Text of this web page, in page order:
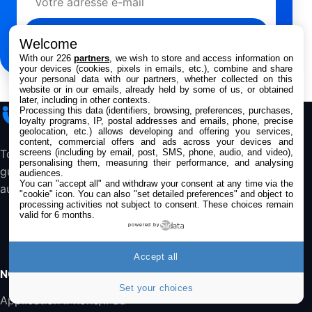
Android, 128 Go, Smartphone déverrouillé,
Gris
Jabra Biz 1500 USB-A Casque Stereo -
Casque Filaire avec Microphone Antibruit,
Unité de Contrôle et Protection contre les
Pics de Volume pour Téléphones de Bureau
et Softphones
44,43€ 66,9€Amazon
Jabra Biz 2300 - Casque Mono supra-
auriculaire Quick Disconnect - Casque
Filaire avec Microphone Antibruit Pour
Téléphones de Bureau
31,87€88,29€ Amazon
Accessoire iRobot Roomba - Kit de
Rémplacement Roomba Séries 600
iPhoneAddict
Toute l’actualité Apple, les bons plans, les
guides et les analyses pour suivre l’écosystème
au quotidien.
NOS APPS
Application iPhone/iPad
Welcome
With our 226partners , we wish to store and access information on
your devices (cookies, pixels in emails, etc.), combine and share
your personal data with our partners, whether collected on this
website or in our emails, already held by some of us, or obtained
later, including in other contexts.
Processing this data (identifiers, browsing, preferences, purchases,
loyalty programs, IP, postal addresses and emails, phone, precise
geolocation, etc.) allows developing and offering you services,
content, commercial offers and ads across your devices and
screens (including by email, post, SMS, phone, audio, and video),
personalising them, measuring their performance, and analysing
audiences.
You can "accept all" and withdraw your consent at any time via the
"cookie" icon. You can also "set detailed preferences" and object to
processing activities not subject to consent. These choices remain
valid for 6 months.
powered by
Set your choices
Accept all